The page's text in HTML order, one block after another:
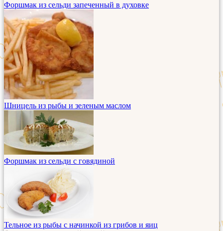
Форшмак из сельди запеченный в духовке
Шницель из рыбы и зеленым маслом
Форшмак из сельди с говядиной
Тельное из рыбы с начинкой из грибов и яиц